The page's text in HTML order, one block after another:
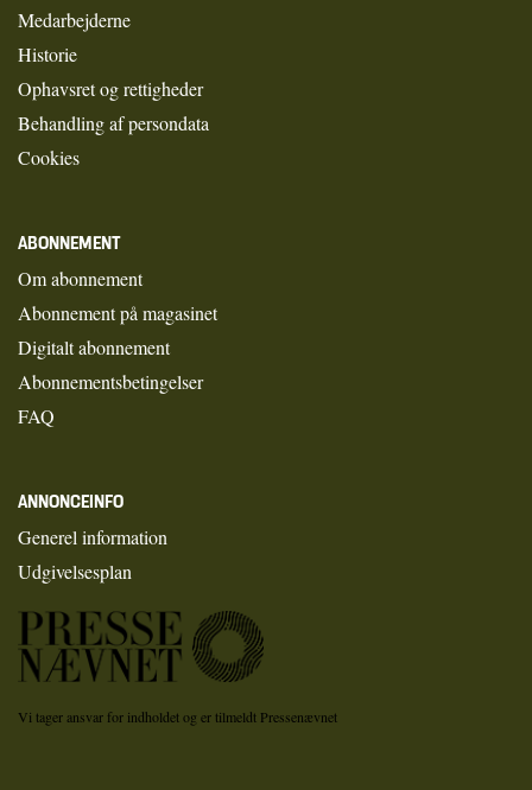
Medarbejderne
Historie
Ophavsret og rettigheder
Behandling af persondata
Cookies
ABONNEMENT
Om abonnement
Abonnement på magasinet
Digitalt abonnement
Abonnementsbetingelser
FAQ
ANNONCEINFO
Generel information
Udgivelsesplan
Vi tager ansvar for indholdet og er tilmeldt Pressenævnet